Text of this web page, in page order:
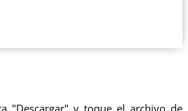
"Descargar" y toque el archivo de